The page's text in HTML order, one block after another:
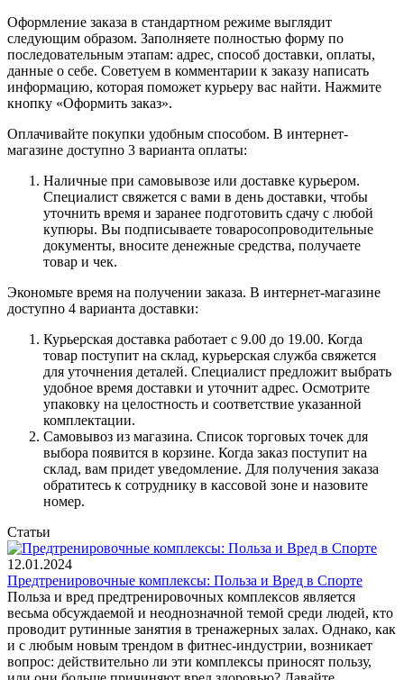
Оформление заказа в стандартном режиме выглядит
следующим образом. Заполняете полностью форму по
последовательным этапам: адрес, способ доставки, оплаты,
данные о себе. Советуем в комментарии к заказу написать
информацию, которая поможет курьеру вас найти. Нажмите
кнопку «Оформить заказ».
Оплачивайте покупки удобным способом. В интернет-
магазине доступно 3 варианта оплаты:
Наличные при самовывозе или доставке курьером.
Специалист свяжется с вами в день доставки, чтобы
уточнить время и заранее подготовить сдачу с любой
купюры. Вы подписываете товаросопроводительные
документы, вносите денежные средства, получаете
товар и чек.
Экономьте время на получении заказа. В интернет-магазине
доступно 4 варианта доставки:
Курьерская доставка работает с 9.00 до 19.00. Когда
товар поступит на склад, курьерская служба свяжется
для уточнения деталей. Специалист предложит выбрать
удобное время доставки и уточнит адрес. Осмотрите
упаковку на целостность и соответствие указанной
комплектации.
Самовывоз из магазина. Список торговых точек для
выбора появится в корзине. Когда заказ поступит на
склад, вам придет уведомление. Для получения заказа
обратитесь к сотруднику в кассовой зоне и назовите
номер.
Статьи
12.01.2024
Предтренировочные комплексы: Польза и Вред в Спорте
Польза и вред предтренировочных комплексов является
весьма обсуждаемой и неоднозначной темой среди людей, кто
проводит рутинные занятия в тренажерных залах. Однако, как
и с любым новым трендом в фитнес-индустрии, возникает
вопрос: действительно ли эти комплексы приносят пользу,